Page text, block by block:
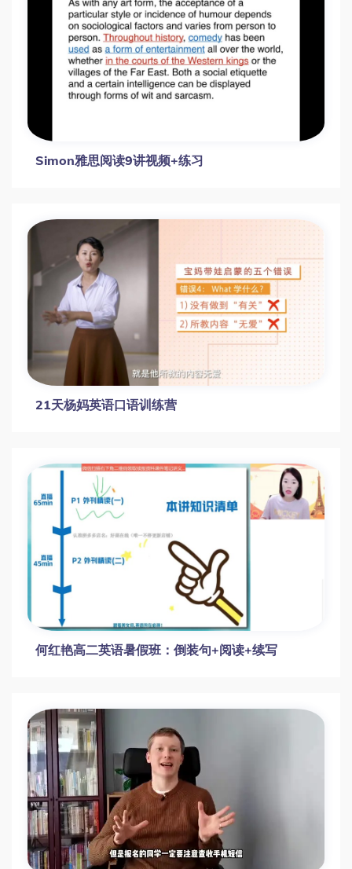
Simon雅思阅读9讲视频+练习
21天杨妈英语口语训练营
何红艳高二英语暑假班：倒装句+阅读+续写